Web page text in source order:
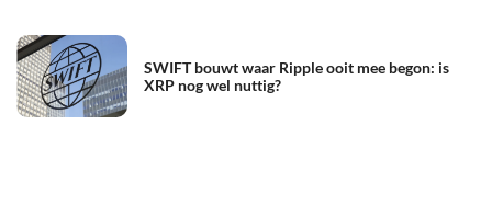
SWIFT bouwt waar Ripple ooit mee begon: is
XRP nog wel nuttig?